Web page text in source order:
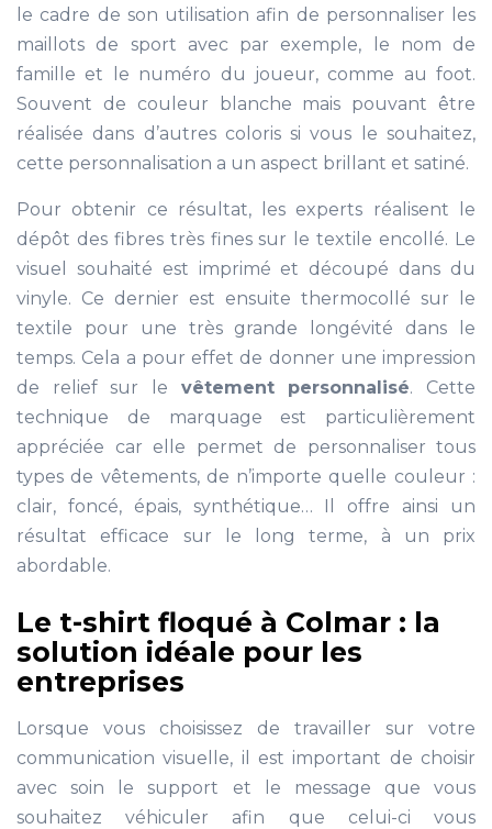
le cadre de son utilisation afin de personnaliser les
maillots de sport avec par exemple, le nom de
famille et le numéro du joueur, comme au foot.
Souvent de couleur blanche mais pouvant être
réalisée dans d’autres coloris si vous le souhaitez,
cette personnalisation a un aspect brillant et satiné.
Pour obtenir ce résultat, les experts réalisent le
dépôt des fibres très fines sur le textile encollé. Le
visuel souhaité est imprimé et découpé dans du
vinyle. Ce dernier est ensuite thermocollé sur le
textile pour une très grande longévité dans le
temps. Cela a pour effet de donner une impression
de relief sur le vêtement personnalisé. Cette
technique de marquage est particulièrement
appréciée car elle permet de personnaliser tous
types de vêtements, de n’importe quelle couleur :
clair, foncé, épais, synthétique… Il offre ainsi un
résultat efficace sur le long terme, à un prix
abordable.
Le t-shirt floqué à Colmar : la
solution idéale pour les
entreprises
Lorsque vous choisissez de travailler sur votre
communication visuelle, il est important de choisir
avec soin le support et le message que vous
souhaitez véhiculer afin que celui-ci vous